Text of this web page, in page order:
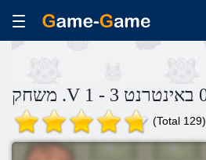
(Total 129)